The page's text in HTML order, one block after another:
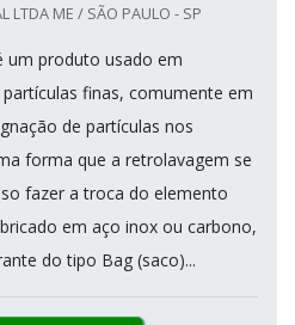
LTDA ME / SÃO PAULO - SP
um produto usado em
finas, comumente em
de partículas nos
forma que a retrolavagem se
fazer a troca do elemento
em aço inox ou carbono,
do tipo Bag (saco)...